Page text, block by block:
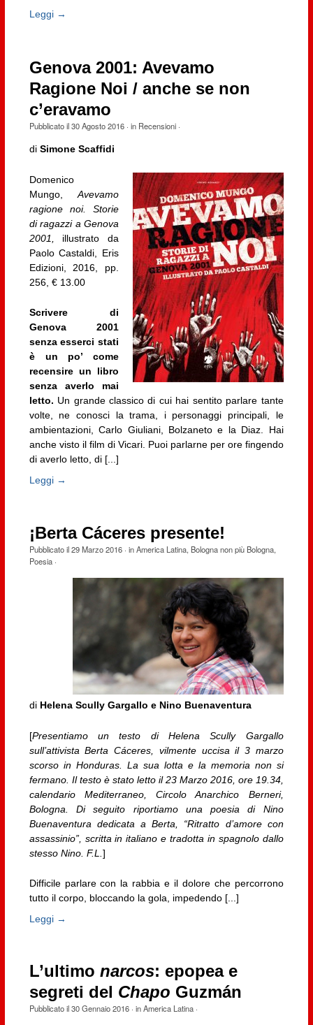
Leggi →
Genova 2001: Avevamo
Ragione Noi / anche se non
c’eravamo
Pubblicato il30 Agosto 2016· in Recensioni·
di Simone Scaffidi
Domenico
Mungo,Avevamo
ragione noi. Storie
di ragazzi a Genova
2001, illustrato da
Paolo Castaldi, Eris
Edizioni, 2016, pp.
256, € 13.00
Scrivere di
Genova 2001
senza esserci stati
è un po’ come
recensire un libro
senza averlo mai
letto. Un grande classico di cui hai sentito parlare tante
volte, ne conosci la trama, i personaggi principali, le
ambientazioni, Carlo Giuliani, Bolzaneto e la Diaz. Hai
anche visto il film di Vicari. Puoi parlarne per ore fingendo
di averlo letto, di [...]
Leggi →
¡Berta Cáceres presente!
Pubblicato il29 Marzo 2016· inAmerica Latina, Bologna non più Bologna,
Poesia·
di Helena Scully Gargallo e Nino Buenaventura
[Presentiamo un testo di Helena Scully Gargallo
sull’attivista Berta Cáceres, vilmente uccisa il 3 marzo
scorso in Honduras. La sua lotta e la memoria non si
fermano. Il testo è stato letto il 23 Marzo 2016, ore 19.34,
calendario Mediterraneo, Circolo Anarchico Berneri,
Bologna. Di seguito riportiamo una poesia di Nino
Buenaventura dedicata a Berta, “Ritratto d’amore con
assassinio”, scritta in italiano e tradotta in spagnolo dallo
stesso Nino. F.L. ]
Difficile parlare con la rabbia e il dolore che percorrono
tutto il corpo, bloccando la gola, impedendo [...]
Leggi →
L’ultimo narcos: epopea e
segreti del Chapo Guzmán
Pubblicato il30 Gennaio 2016· inAmerica Latina·